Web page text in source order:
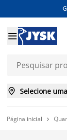

 Selecione
Página inicial 